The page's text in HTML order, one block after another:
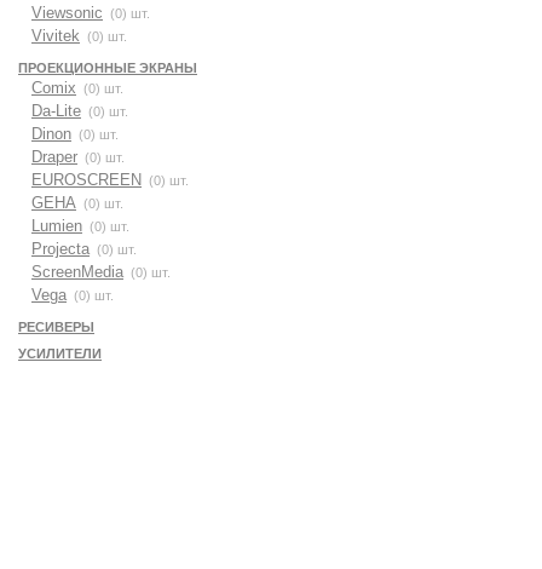
Viewsonic (0) шт.
Vivitek (0) шт.
ПРОЕКЦИОННЫЕ ЭКРАНЫ
Comix (0) шт.
Da-Lite (0) шт.
Dinon (0) шт.
Draper (0) шт.
EUROSCREEN (0) шт.
GEHA (0) шт.
Lumien (0) шт.
Projecta (0) шт.
ScreenMedia (0) шт.
Vega (0) шт.
РЕСИВЕРЫ
УСИЛИТЕЛИ